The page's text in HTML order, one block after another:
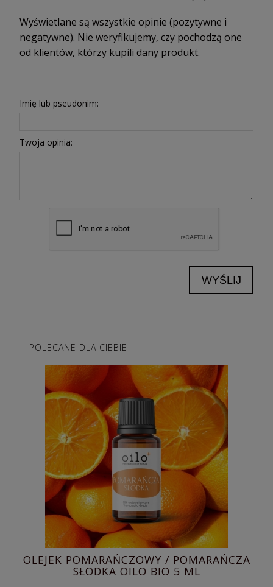
Wyświetlane są wszystkie opinie (pozytywne i
negatywne). Nie weryfikujemy, czy pochodzą one
od klientów, którzy kupili dany produkt.
Imię lub pseudonim:
Twoja opinia:
WYŚLIJ
POLECANE DLA CIEBIE
OLEJEK POMARAŃCZOWY / POMARAŃCZA
SŁODKA OILO BIO 5 ML